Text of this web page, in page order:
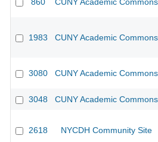
1983 CUNY Academic Commons
3080 CUNY Academic Commons
3048 CUNY Academic Commons
2618 NYCDH Community Site